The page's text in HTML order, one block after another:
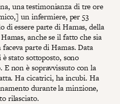
una testimonianza di tre ore
un infermiere, per 53
di essere parte di Hamas, della
anche se il fatto che sia
parte di Hamas. Data
stato sottoposto, sono
E non è sopravvissuto con la
Ha cicatrici, ha incubi. Ha
durante la minzione,
rilasciato.